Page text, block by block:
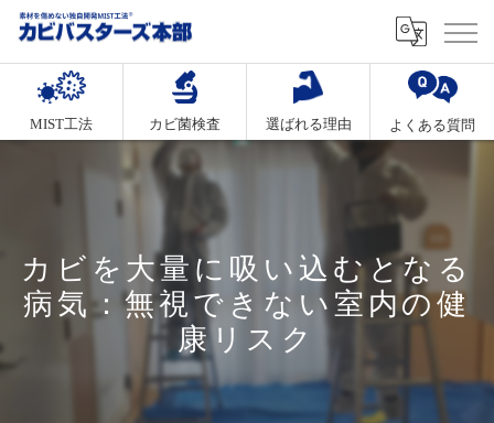
MIST工法 カビ菌検査 選ばれる理由 よくある質問
カビを大量に吸い込むとなる
病気：無視できない室内の健
康リスク